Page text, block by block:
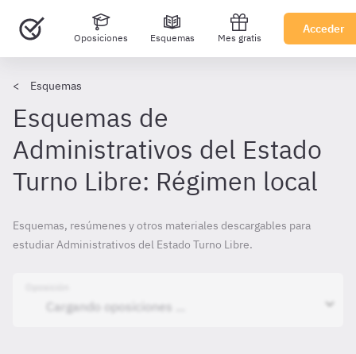
Oposiciones Esquemas Mes gratis
Acceder
Esquemas
Esquemas de
Administrativos del Estado
Turno Libre: Régimen local
Esquemas, resúmenes y otros materiales descargables para
estudiar Administrativos del Estado Turno Libre.